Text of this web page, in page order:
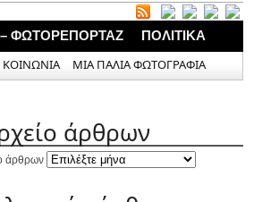
– ΦΩΤΟΡΕΠΟΡΤΑΖ ΠΟΛΙΤΙΚΑ
ΚΟΙΝΩΝΙΑ ΜΙΑ ΠΑΛΙΑ ΦΩΤΟΓΡΑΦΙΑ
άρθρων
άρθρων